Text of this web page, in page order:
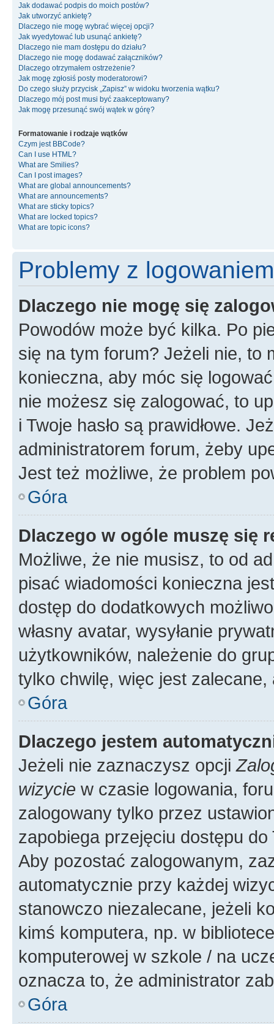
Jak dodawać podpis do moich postów?
Jak utworzyć ankietę?
Dlaczego nie mogę wybrać więcej opcji?
Jak wyedytować lub usunąć ankietę?
Dlaczego nie mam dostępu do działu?
Dlaczego nie mogę dodawać załączników?
Dlaczego otrzymałem ostrzeżenie?
Jak mogę zgłosiś posty moderatorowi?
Do czego służy przycisk „Zapisz” w widoku tworzenia wątku?
Dlaczego mój post musi być zaakceptowany?
Jak mogę przesunąć swój wątek w górę?
Formatowanie i rodzaje wątków
Czym jest BBCode?
Can I use HTML?
What are Smilies?
Can I post images?
What are global announcements?
What are announcements?
What are sticky topics?
What are locked topics?
What are topic icons?
Problemy z
Dlaczego nie mogę się
Powodów może być kilka. Po
się na tym forum? Jeżeli nie, to
konieczna, aby móc się
nie możesz się zalogować, to
i Twoje hasło są prawidłowe.
administratorem forum, żeby
Jest też możliwe, że problem
Góra
Dlaczego w ogóle muszę się
Możliwe, że nie musisz, to od
pisać wiadomości konieczna
dostęp do dodatkowych
własny avatar, wysyłanie
użytkowników, należenie do
tylko chwilę, więc jest zalecane,
Góra
Dlaczego jestem
Jeżeli nie zaznaczysz opcji
wizycie w czasie logowania,
zalogowany tylko przez
zapobiega przejęciu dostępu
Aby pozostać zalogowanym,
automatycznie przy każdej
stanowczo niezalecane, jeżeli
kimś komputera, np. w
komputerowej w szkole / na
oznacza to, że administrator
Góra